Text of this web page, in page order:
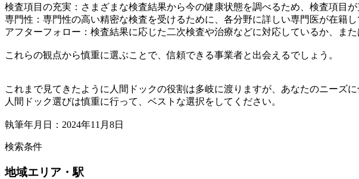
検査項目の充実：さまざまな検査結果から今の健康状態を調べるため、検査項目
専門性：専門性の高い精密な検査を受けるために、各分野に詳しい専門医が在籍
アフターフォロー：検査結果に応じた二次検査や治療などに対応しているか、ま
これらの観点から慎重に選ぶことで、信頼できる事業者と出会えるでしょう。
これまで見てきたように人間ドックの役割は多岐に渡りますが、あなたのニーズに
人間ドック選びは慎重に行って、ベストな選択をしてください。
執筆年月日：2024年11月8日
検索条件
地域エリア・駅